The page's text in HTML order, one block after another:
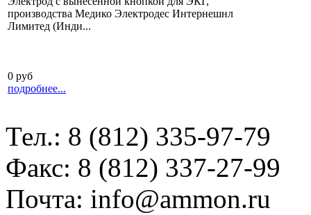
производства Медико Электродес Интернешнл
Лимитед (Инди...
0 руб
подробнее...
Тел.: 8 (812) 335-97-79
Факс: 8 (812) 337-27-99
Почта: info@ammon.ru